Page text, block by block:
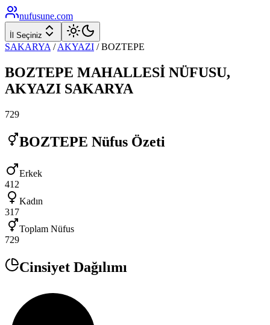
nufusune.com
İl Seçiniz
SAKARYA / AKYAZI /BOZTEPE
BOZTEPE MAHALLESİ NÜFUSU,
AKYAZI SAKARYA
729
BOZTEPE Nüfus Özeti
Erkek
412
Kadın
317
Toplam Nüfus
729
Cinsiyet Dağılımı